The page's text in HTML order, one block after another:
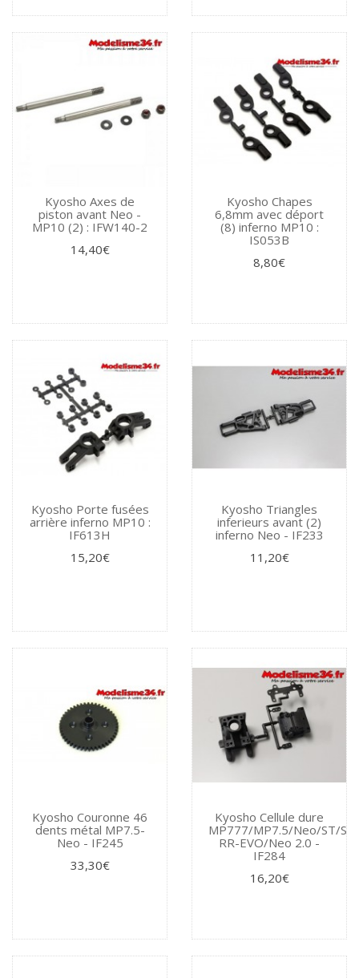
Kyosho Axes de
piston avant Neo -
MP10 (2) : IFW140-2
14,40€
Kyosho Chapes
6,8mm avec déport
(8) inferno MP10 :
IS053B
8,80€
Kyosho Porte fusées
arrière inferno MP10 :
IF613H
15,20€
Kyosho Triangles
inferieurs avant (2)
inferno Neo - IF233
11,20€
Kyosho Couronne 46
dents métal MP7.5-
Neo - IF245
33,30€
Kyosho Cellule dure
MP777/MP7.5/Neo/ST/ST-
RR-EVO/Neo 2.0 -
IF284
16,20€